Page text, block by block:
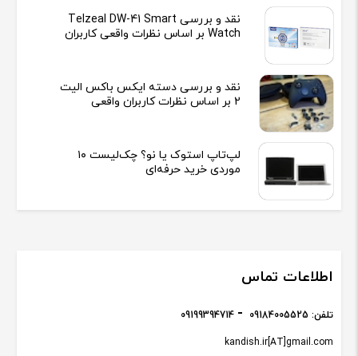
نقد و بررسی Telzeal DW-41 Smart
Watch بر اساس نظرات واقعی کاربران
نقد و بررسی دسته ایکس باکس الیت
2 بر اساس نظرات کاربران واقعی
لپ‌تاپ استوک یا نو؟ چک‌لیست ۱۰
موردی خرید حرفه‌ای
اطلاعات تماس
kandish.ir[AT]gmail.com
تلفن: 09184005525
09199394714